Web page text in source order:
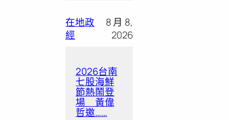
在地政
經
8 月 8,
2026
2026台南
七股海鮮
節熱鬧登
場 黃偉
哲邀……